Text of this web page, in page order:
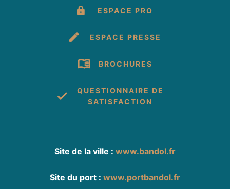
ESPACE PRO
ESPACE PRESSE
BROCHURES
QUESTIONNAIRE DE
SATISFACTION
Site de la ville : www.bandol.fr
Site du port : www.portbandol.fr